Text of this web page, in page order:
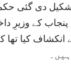
تشکیل دی گئی
کے وزیرِ
ہوئے انکشاف کیا